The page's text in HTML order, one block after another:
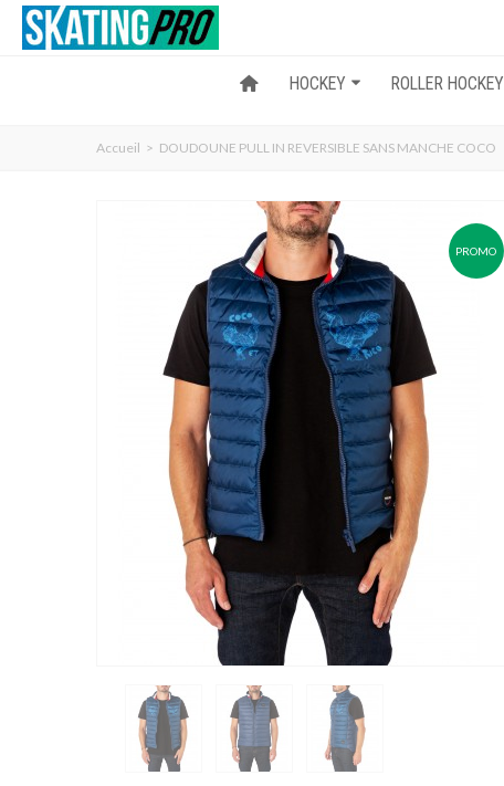
HOCKEY ROLLER HOCKEY
Accueil > DOUDOUNE PULL IN REVERSIBLE SANS MANCHE COCO
PROMO